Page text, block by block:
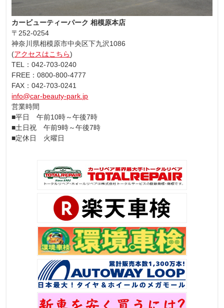
カービューティーパーク 相模原本店
〒252-0254
神奈川県相模原市中央区下九沢1086
(アクセスはこちら)
TEL：042-703-0240
FREE：0800-800-4777
FAX：042-703-0241
info@car-beauty-park.jp
営業時間
■平日 午前10時～午後7時
■土日祝 午前9時～午後7時
■定休日 火曜日